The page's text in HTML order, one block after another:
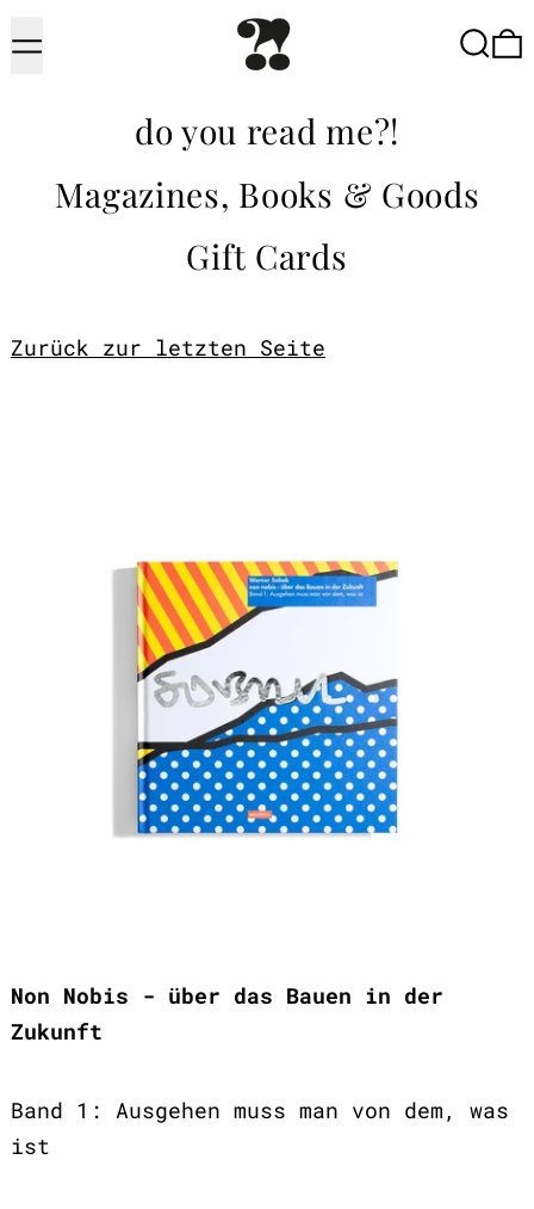
Menu
do you read me?!
Magazines, Books & Goods
Gift Cards
Zurück zur letzten Seite
Non Nobis - über das Bauen in der
Zukunft
Band 1: Ausgehen muss man von dem, was
ist